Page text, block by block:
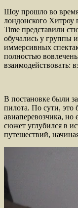
Шоу прошло во время
лондонского
Time представили
обучались у группы
иммерсивных
полностью
взаимодействовать:
В постановке были
пилота. По сути, это
авиаперевозчика, но
сюжет углубился в
путешествий,